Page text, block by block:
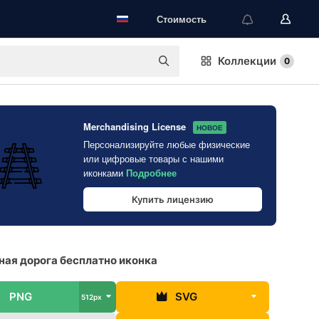
Стоимость
Коллекции 0
Merchandising License НОВОЕ
Персонализируйте любые физические
или цифровые товары с нашими
иконками Подробнее
Купить лицензию
дорога бесплатно иконка
PNG 512px SVG